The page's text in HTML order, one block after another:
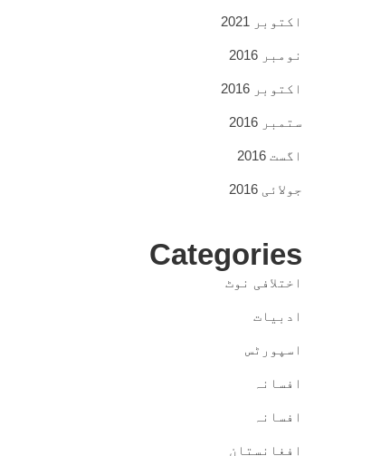
اکتوبر 2021
نومبر 2016
اکتوبر 2016
ستمبر 2016
اگست 2016
جولائی 2016
Categories
اختلافی نوٹ
ادبیات
اسپورٹس
افسانہ
افسانہ
افغانستان